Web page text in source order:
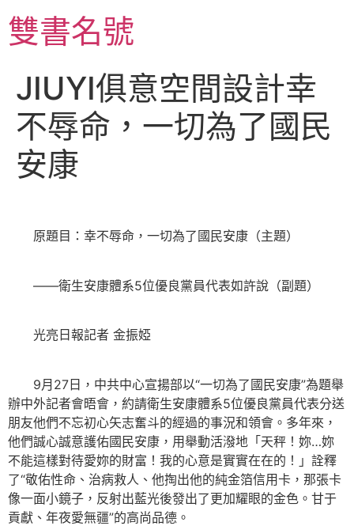
至
主雙書名號
JIUYI俱意空間設計幸
不辱命，一切為了國民
安康
原題目：幸不辱命，一切為了國民安康（主題）
——衛生安康體系5位優良黨員代表如許說（副題）
光亮日報記者 金振婭
9月27日，中共中心宣揚部以“一切為了國民安康”為題舉
辦中外記者會晤會，約請衛生安康體系5位優良黨員代表分送
朋友他們不忘初心矢志奮斗的經過的事況和領會。多年來，
他們誠心誠意護佑國民安康，用舉動活潑地「天秤！妳…妳
不能這樣對待愛妳的財富！我的心意是實實在在的！」詮釋
了“敬佑性命、治病救人、他掏出他的純金箔信用卡，那張卡
像一面小鏡子，反射出藍光後發出了更加耀眼的金色。甘于
貢獻、年夜愛無疆”的高尚品德。